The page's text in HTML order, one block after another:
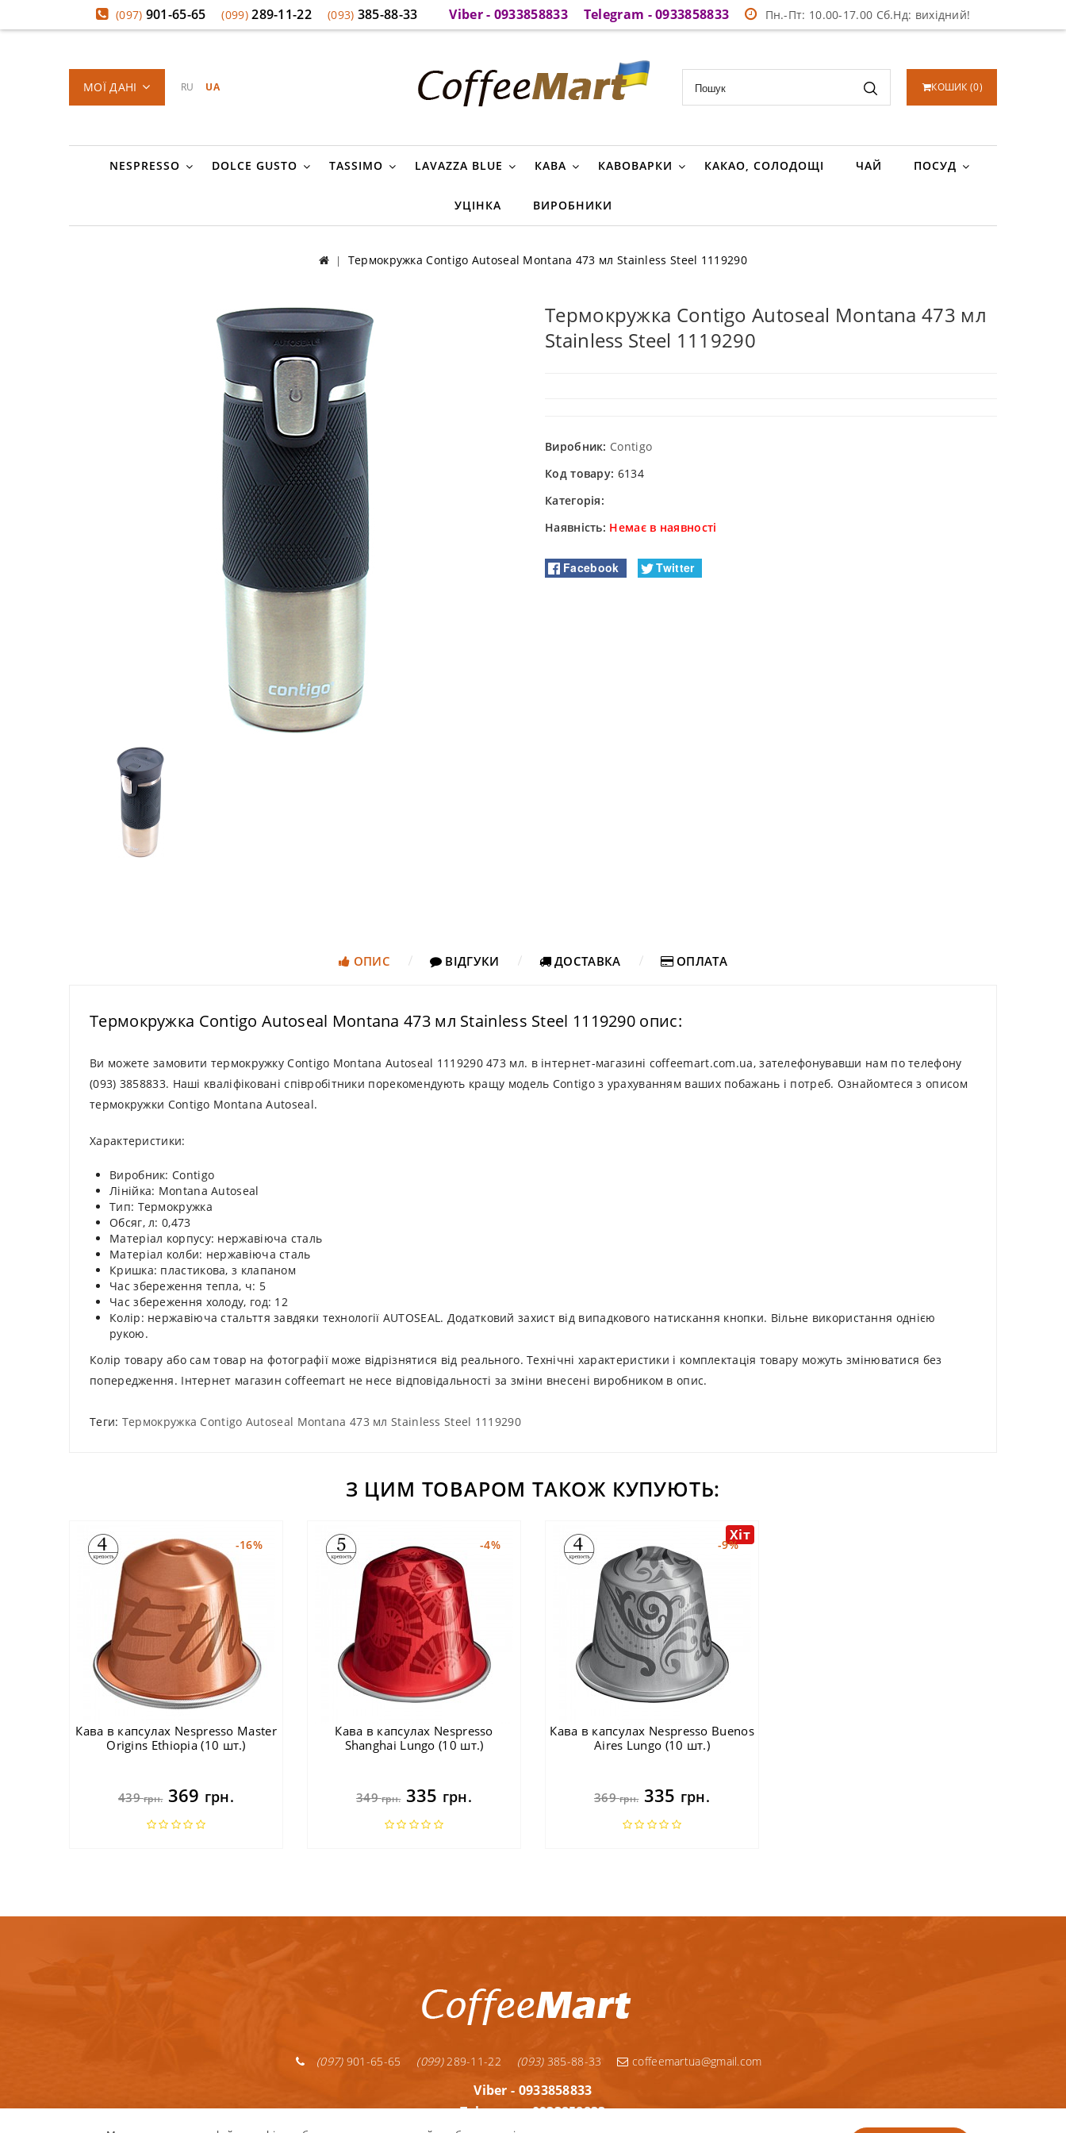
(097) 901-65-65 (099)289-11-22 (093) 385-88-33 Viber - 0933858833 Telegram - 0933858833 Пн.-Пт: 10.00-17.00 Сб.Нд: вихідний!
МОЇ ДАНІ RU UA КОШИК (0)
NESPRESSO DOLCE GUSTO TASSIMO LAVAZZA BLUE КАВА КАВОВАРКИ КАКАО, СОЛОДОЩІ ЧАЙ ПОСУД
УЦІНКА ВИРОБНИКИ
Термокружка Contigo Autoseal Montana 473 мл Stainless Steel 1119290
Термокружка Contigo Autoseal Montana 473 мл
Stainless Steel 1119290
Виробник: Contigo
Код товару: 6134
Категорія:
Наявність: Немає в наявності
Facebook Twitter
ОПИС ВІДГУКИ ДОСТАВКА ОПЛАТА
Термокружка Contigo Autoseal Montana 473 мл Stainless Steel 1119290 опис:
Ви можете замовити термокружку Contigo Montana Autoseal 1119290 473 мл. в інтернет-магазині coffeemart.com.ua, зателефонувавши нам по телефону
(093) 3858833. Наші кваліфіковані співробітники порекомендують кращу модель Contigo з урахуванням ваших побажань і потреб. Ознайомтеся з описом
термокружки Contigo Montana Autoseal.
Характеристики:
Виробник: Contigo
Лінійка: Montana Autoseal
Тип: Термокружка
Обсяг, л: 0,473
Матеріал корпусу: нержавіюча сталь
Матеріал колби: нержавіюча сталь
Кришка: пластикова, з клапаном
Час збереження тепла, ч: 5
Час збереження холоду, год: 12
Колір: нержавіюча стальття завдяки технології AUTOSEAL. Додатковий захист від випадкового натискання кнопки. Вільне використання однією
рукою.
Колір товару або сам товар на фотографії може відрізнятися від реального. Технічні характеристики і комплектація товару можуть змінюватися без
попередження. Інтернет магазин coffeemart не несе відповідальності за зміни внесені виробником в опис.
Теги: Термокружка Contigo Autoseal Montana 473 мл Stainless Steel 1119290
З ЦИМ ТОВАРОМ ТАКОЖ КУПУЮТЬ:
-16%
Кава в капсулах Nespresso Master
Origins Ethiopia (10 шт.)
439грн.369 грн.
-4%
Кава в капсулах Nespresso
Shanghai Lungo (10 шт.)
349грн.335 грн.
-9%
Хіт
Кава в капсулах Nespresso Buenos
Aires Lungo (10 шт.)
369грн.335 грн.
(097)901-65-65 (099)289-11-22 (093)385-88-33 coffeemartua@gmail.com
Viber - 0933858833
Telegram - 0933858833